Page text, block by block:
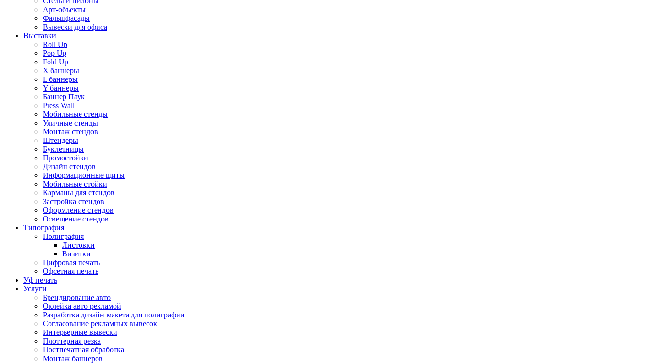
Арт-объекты
Фальшфасады
Вывески для офиса
Выставки
Roll Up
Pop Up
Fold Up
Х баннеры
L баннеры
Y баннеры
Баннер Паук
Press Wall
Мобильные стенды
Уличные стенды
Монтаж стендов
Штендеры
Буклетницы
Промостойки
Дизайн стендов
Информационные щиты
Мобильные стойки
Карманы для стендов
Застройка стендов
Оформление стендов
Освещение стендов
Типография
Полиграфия
Листовки
Визитки
Цифровая печать
Офсетная печать
Уф печать
Услуги
Брендирование авто
Оклейка авто рекламой
Разработка дизайн-макета для полиграфии
Согласование рекламных вывесок
Интерьерные вывески
Плоттерная резка
Постпечатная обработка
Монтаж баннеров